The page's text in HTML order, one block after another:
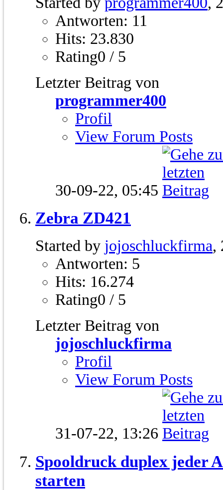
Antworten: 11
Hits: 23.830
Rating0 / 5
Letzter Beitrag von
programmer400
Profil
View Forum Posts
30-09-22, 05:45
Zebra ZD421
Started by jojoschluckfirma,
Antworten: 5
Hits: 16.274
Rating0 / 5
Letzter Beitrag von
jojoschluckfirma
Profil
View Forum Posts
31-07-22, 13:26
Spooldruck duplex jeder
starten